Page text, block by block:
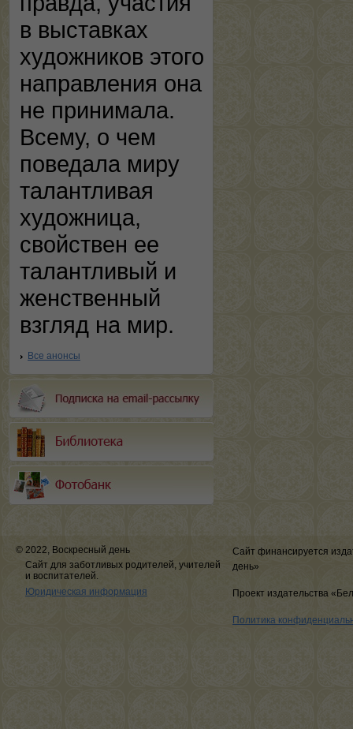
в выставках
художников этого
направления она
не принимала.
Всему, о чем
поведала миру
талантливая
художница,
свойствен ее
талантливый и
женственный
взгляд на мир.
Все анонсы
© 2022, Воскресный день
Сайт для заботливых родителей, учителей
и воспитателей.
Юридическая информация
Сайт финансируется
день»
Проект издательства
Политика